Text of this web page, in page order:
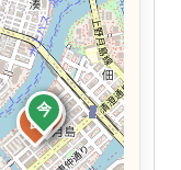
今
食食
食
食
食